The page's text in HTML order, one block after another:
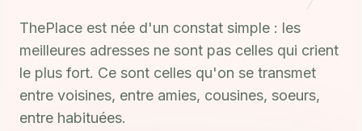
ThePlace est née d'un constat simple : les
meilleures adresses ne sont pas celles qui crient
le plus fort. Ce sont celles qu'on se transmet
entre voisines, entre amies, cousines, soeurs,
entre habituées.